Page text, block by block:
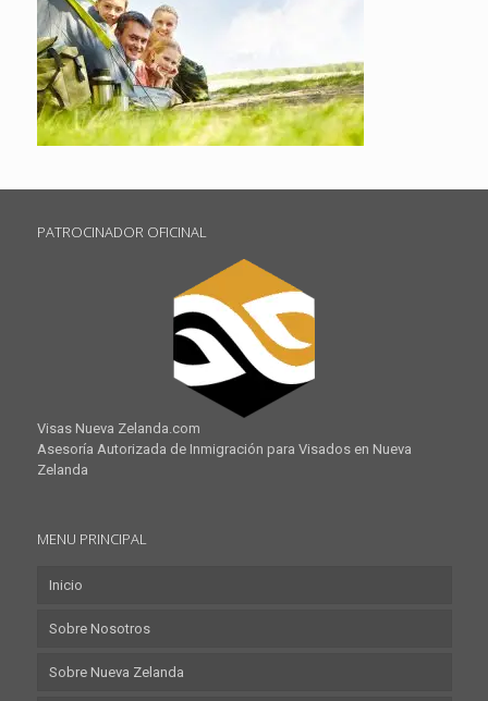
PATROCINADOR OFICINAL
Visas Nueva Zelanda.com
Asesoría Autorizada de Inmigración para Visados en Nueva
Zelanda
MENU PRINCIPAL
Inicio
Sobre Nosotros
Sobre Nueva Zelanda